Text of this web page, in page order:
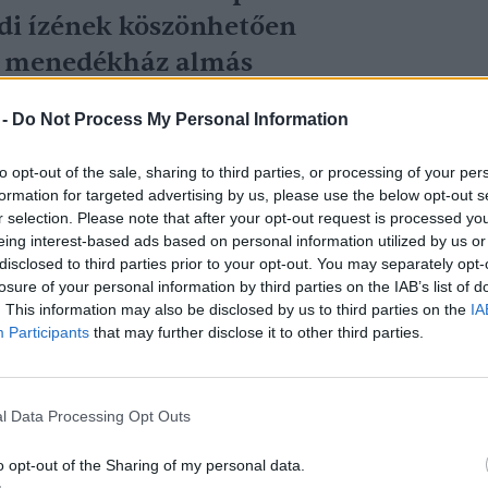
Do Not Process My Personal Information
opt-out of the sale, sharing to third parties, or processing of your
for targeted advertising by us, please use the below opt-out
selection. Please note that after your opt-out request is processed
interest-based ads based on personal information utilized by us
to third parties prior to your opt-out. You may separately
of your personal information by third parties on the IAB’s list of
This information may also be disclosed by us to third parties on the
Participants that may further disclose it to other third parties.
Data Processing Opt Outs
opt-out of the Sharing of my personal data.
ízének köszönhetően
almás
esetleg pitológus?) szerint az
útvonala is van, de mint írja az ő
létezik, ha a Zerge-hegyen (Kozi
A túra útvonala és a teljes leírás